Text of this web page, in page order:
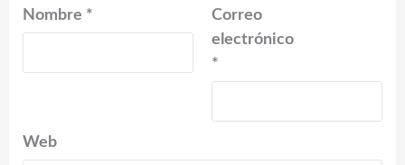
Nombre *
Correo
electrónico
*
Web